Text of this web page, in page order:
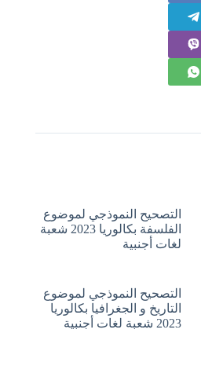
التصحيح النموذجي لموضوع
الفلسفة بكالوريا 2023 شعبة
لغات أجنبية
التصحيح النموذجي لموضوع
التاريخ و الجغرافيا بكالوريا
2023 شعبة لغات أجنبية